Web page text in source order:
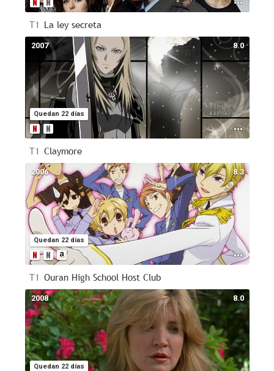
T1 La ley secreta
8.0
Quedan 22 días
2007
T1 Claymore
8.3
Quedan 22 días
2006
T1 Ouran High School Host Club
8.0
Quedan 22 días
2008